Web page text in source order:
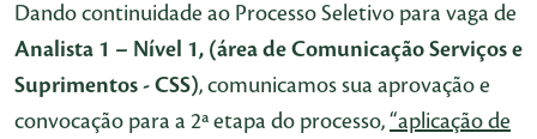
Dando continuidade ao Processo Seletivo para vaga de
Analista 1 – Nível 1, (área de Comunicação Serviços e
Suprimentos - CSS), comunicamos sua aprovação e
convocação para a 2ª etapa do processo, “aplicação de